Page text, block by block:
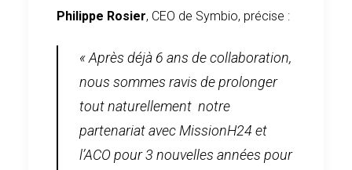
Philippe Rosier, CEO de Symbio, précise :
« Après déjà 6 ans de collaboration,
nous sommes ravis de prolonger
tout naturellement notre
partenariat avec MissionH24 et
l’ACO pour 3 nouvelles années pour